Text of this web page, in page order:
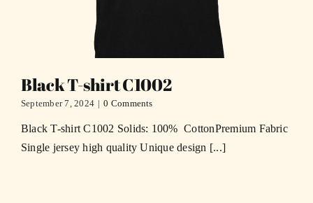
Black T-shirt C1002
September 7, 2024 | 0 Comments
Black T-shirt C1002 Solids: 100% CottonPremium Fabric
Single jersey high quality Unique design [...]